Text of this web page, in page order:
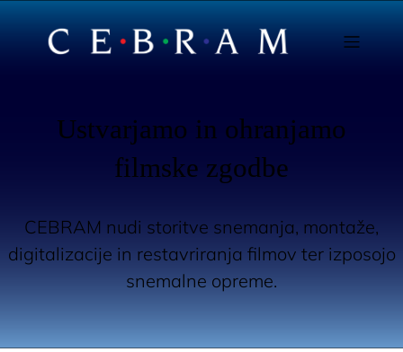
Ustvarjamo in ohranjamo
filmske zgodbe
CEBRAM nudi storitve snemanja, montaže,
digitalizacije in restavriranja filmov ter izposojo
snemalne opreme.